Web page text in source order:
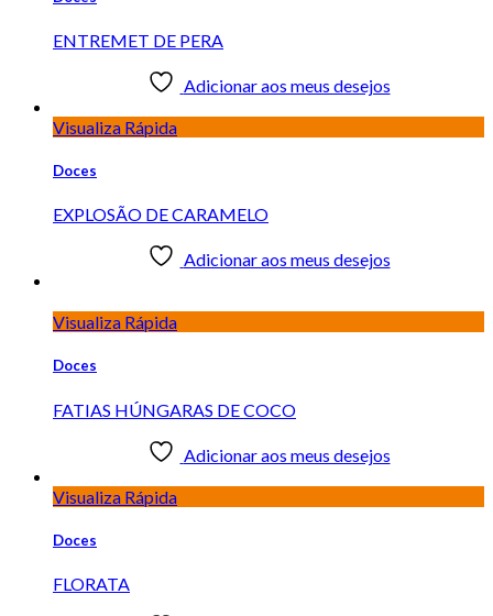
ENTREMET DE PERA
Adicionar aos meus desejos
Visualiza Rápida
Doces
EXPLOSÃO DE CARAMELO
Adicionar aos meus desejos
Visualiza Rápida
Doces
FATIAS HÚNGARAS DE COCO
Adicionar aos meus desejos
Visualiza Rápida
Doces
FLORATA